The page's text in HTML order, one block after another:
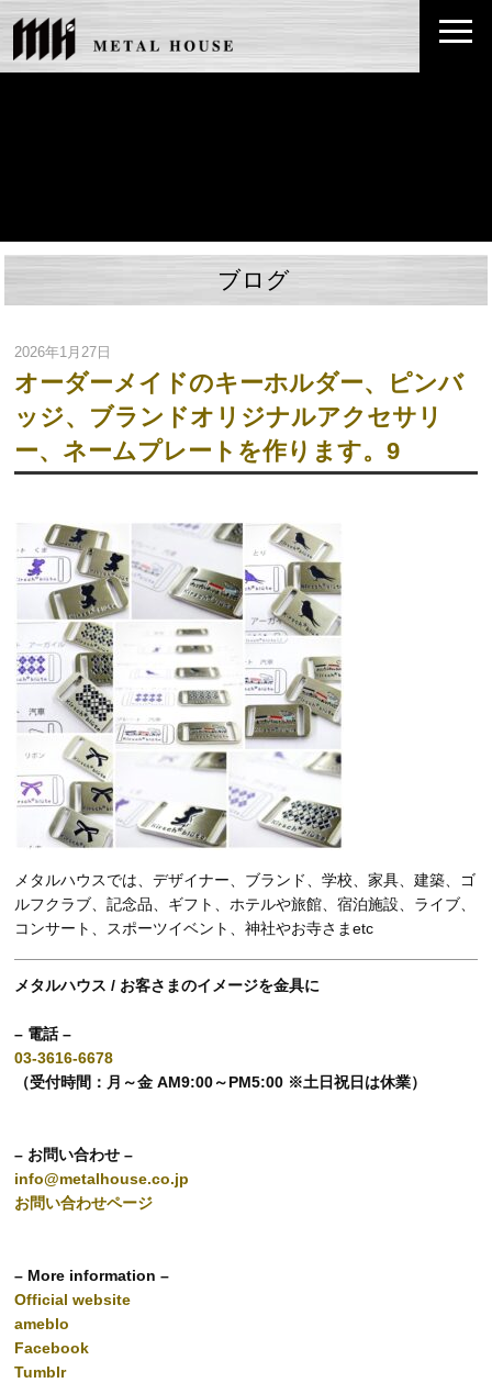
ブログ
2026年1月27日
オーダーメイドのキーホルダー、ピンバ
ッジ、ブランドオリジナルアクセサリ
ー、ネームプレートを作ります。9
メタルハウスでは、デザイナー、ブランド、学校、家具、建築、ゴ
ルフクラブ、記念品、ギフト、ホテルや旅館、宿泊施設、ライブ、
コンサート、スポーツイベント、神社やお寺さまetc
メタルハウス / お客さまのイメージを金具に
– 電話 –
03-3616-6678
（受付時間：月～金 AM9:00～PM5:00 ※土日祝日は休業）
– お問い合わせ –
info@metalhouse.co.jp
お問い合わせページ
– More information –
Official website
ameblo
Facebook
Tumblr